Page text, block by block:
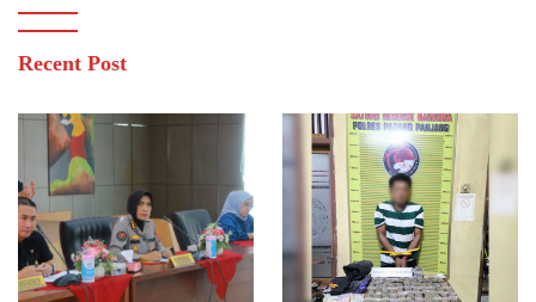
Recent Post